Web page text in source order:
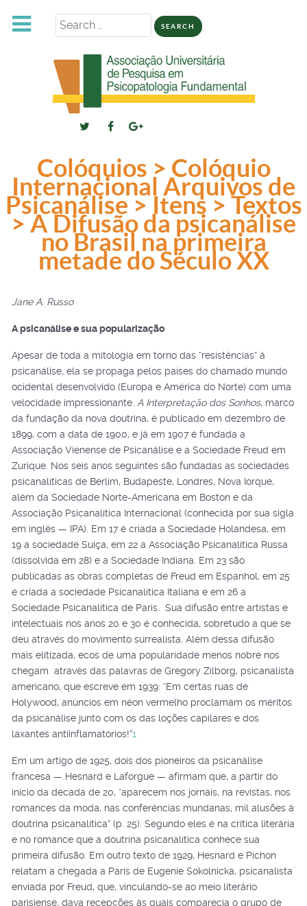
Search
Colóquios > Colóquio
Internacional Arquivos de
Psicanálise > Itens > Textos
> A Difusão da psicanálise
no Brasil na primeira
metade do Século XX
Jane A. Russo
A psicanálise e sua popularização
Apesar de toda a mitologia em torno das “resistências” à
psicanálise, ela se propaga pelos países do chamado mundo
ocidental desenvolvido (Europa e América do Norte) com uma
velocidade impressionante. A Interpretação dos Sonhos, marco
da fundação da nova doutrina, é publicado em dezembro de
1899, com a data de 1900, e já em 1907 é fundada a
Associação Vienense de Psicanálise e a Sociedade Freud em
Zurique. Nos seis anos seguintes são fundadas as sociedades
psicanalíticas de Berlim, Budapeste, Londres, Nova Iorque,
além da Sociedade Norte-Americana em Boston e da
Associação Psicanalítica Internacional (conhecida por sua sigla
em inglês — IPA). Em 17 é criada a Sociedade Holandesa, em
19 a sociedade Suíça, em 22 a Associação Psicanalítica Russa
(dissolvida em 28) e a Sociedade Indiana. Em 23 são
publicadas as obras completas de Freud em Espanhol, em 25
é criada a sociedade Psicanalítica Italiana e em 26 a
Sociedade Psicanalítica de Paris. Sua difusão entre artistas e
intelectuais nos anos 20 e 30 é conhecida, sobretudo a que se
deu através do movimento surrealista. Além dessa difusão
mais elitizada, ecos de uma popularidade menos nobre nos
chegam através das palavras de Gregory Zilborg, psicanalista
americano, que escreve em 1939: “Em certas ruas de
Holywood, anúncios em néon vermelho proclamam os méritos
da psicanálise junto com os das loções capilares e dos
laxantes antiinflamatórios!”1
Em um artigo de 1925, dois dos pioneiros da psicanálise
francesa — Hesnard e Laforgue — afirmam que, a partir do
início da década de 20, “aparecem nos jornais, na revistas, nos
romances da moda, nas conferências mundanas, mil alusões à
doutrina psicanalítica” (p. 25). Segundo eles é na crítica literária
e no romance que a doutrina psicanalítica conhece sua
primeira difusão. Em outro texto de 1929, Hesnard e Pichon
relatam a chegada a Paris de Eugenie Sokolnicka, psicanalista
enviada por Freud, que, vinculando-se ao meio literário
parisiense, dava recepções às quais comparecia o grupo de